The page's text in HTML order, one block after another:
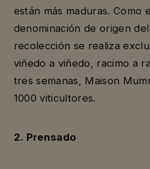
están más maduras. Como
denominación de origen
recolección se realiza
viñedo a viñedo, racimo a
tres semanas, Maison
1000 viticultores.
2. Prensado